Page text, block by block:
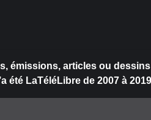
émissions, articles ou
été LaTéléLibre de 2007 à